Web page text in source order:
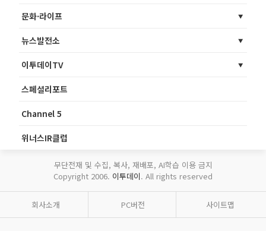
문화·라이프
뉴스발전소
이투데이TV
스페셜리포트
Channel 5
위너스IR클럽
무단전재 및 수집, 복사, 재배포, AI학습 이용 금지
Copyright 2006. 이투데이. All rights reserved
회사소개 PC버전 사이트맵